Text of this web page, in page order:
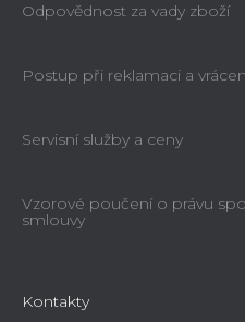
Odpovědnost za vady zboží
Postup při reklamaci a
Servisní služby a ceny
Vzorové poučení o právu
smlouvy
Kontakty